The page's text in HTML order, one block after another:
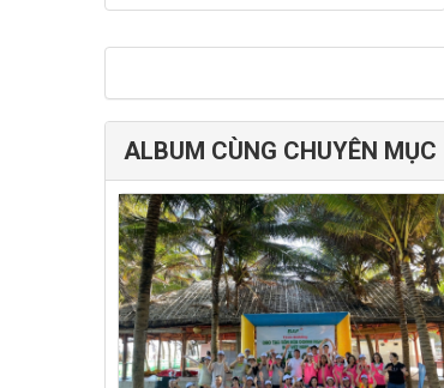
ALBUM CÙNG CHUYÊN MỤC